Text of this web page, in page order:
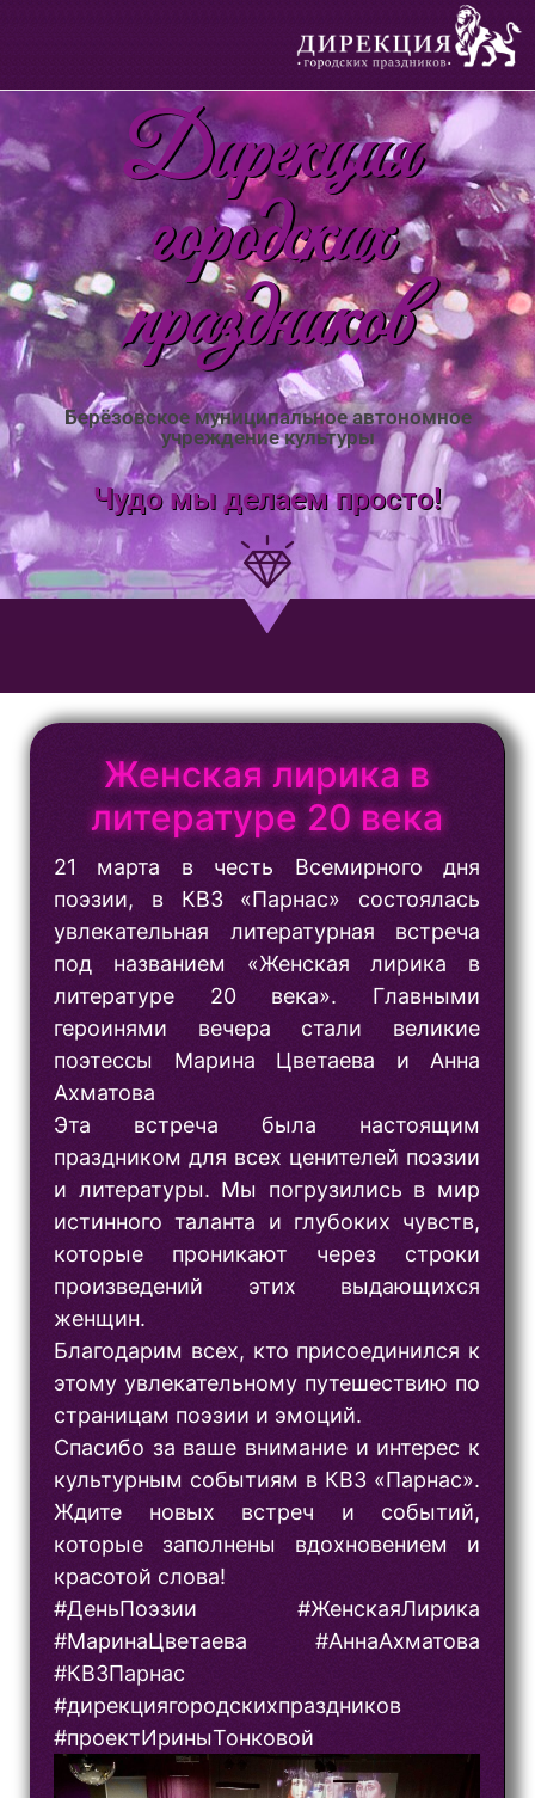
Дирекция
городских
праздников
Берёзовское муниципальное автономное
учреждение культуры
Чудо мы делаем просто!
Женская лирика в
литературе 20 века
21 марта в честь Всемирного дня
поэзии, в КВЗ «Парнас» состоялась
увлекательная литературная встреча
под названием «Женская лирика в
литературе 20 века». Главными
героинями вечера стали великие
поэтессы Марина Цветаева и Анна
Ахматова
Эта встреча была настоящим
праздником для всех ценителей поэзии
и литературы. Мы погрузились в мир
истинного таланта и глубоких чувств,
которые проникают через строки
произведений этих выдающихся
женщин.
Благодарим всех, кто присоединился к
этому увлекательному путешествию по
страницам поэзии и эмоций.
Спасибо за ваше внимание и интерес к
культурным событиям в КВЗ «Парнас».
Ждите новых встреч и событий,
которые заполнены вдохновением и
красотой слова!
#ДеньПоэзии #ЖенскаяЛирика
#МаринаЦветаева #АннаАхматова
#КВЗПарнас
#дирекциягородскихпраздников
#проектИриныТонковой